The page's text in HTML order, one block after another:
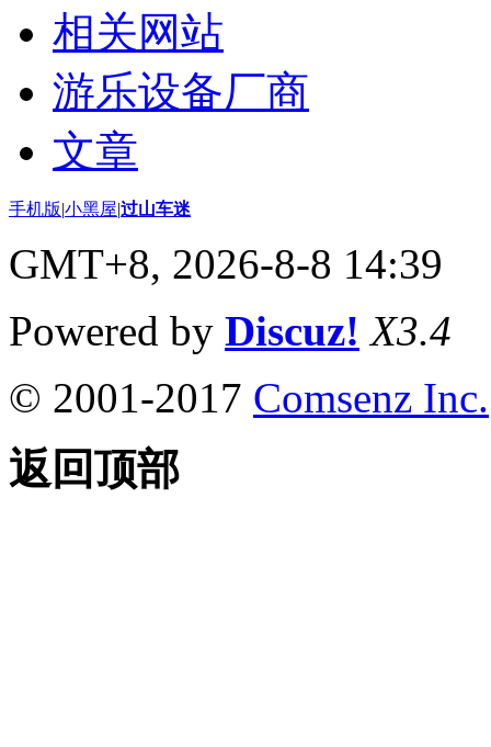
相关网站
游乐设备厂商
文章
手机版|小黑屋|过山车迷
GMT+8, 2026-8-8 14:39
Powered by Discuz! X3.4
© 2001-2017 Comsenz Inc.
返回顶部